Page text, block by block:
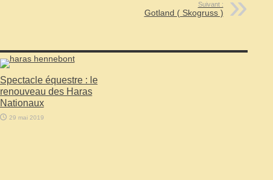
Suivant :
Gotland ( Skogruss )
Spectacle équestre : le
renouveau des Haras
Nationaux
29 mai 2019